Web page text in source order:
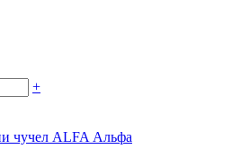
+
чучел ALFA Альфа